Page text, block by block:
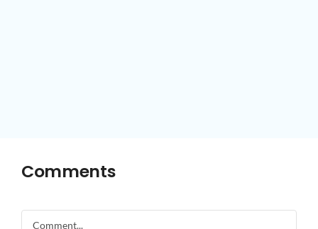
Comments
Comment